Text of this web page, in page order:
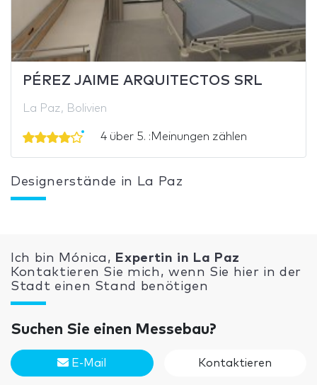
PÉREZ JAIME ARQUITECTOS SRL
La Paz, Bolivien
4 über 5. :Meinungen zählen
Designerstände in La Paz
Ich bin Mónica, Expertin in La Paz
Kontaktieren Sie mich, wenn Sie hier in der
Stadt einen Stand benötigen
Suchen Sie einen Messebau?
E-Mail Kontaktieren